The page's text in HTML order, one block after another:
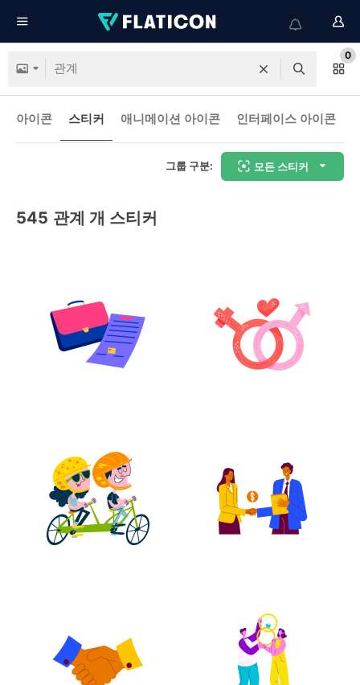
0
아이콘 스티커 애니메이션 아이콘 인터페이스 아이콘
그룹 구분: 모든 스티커
545 관계 개 스티커